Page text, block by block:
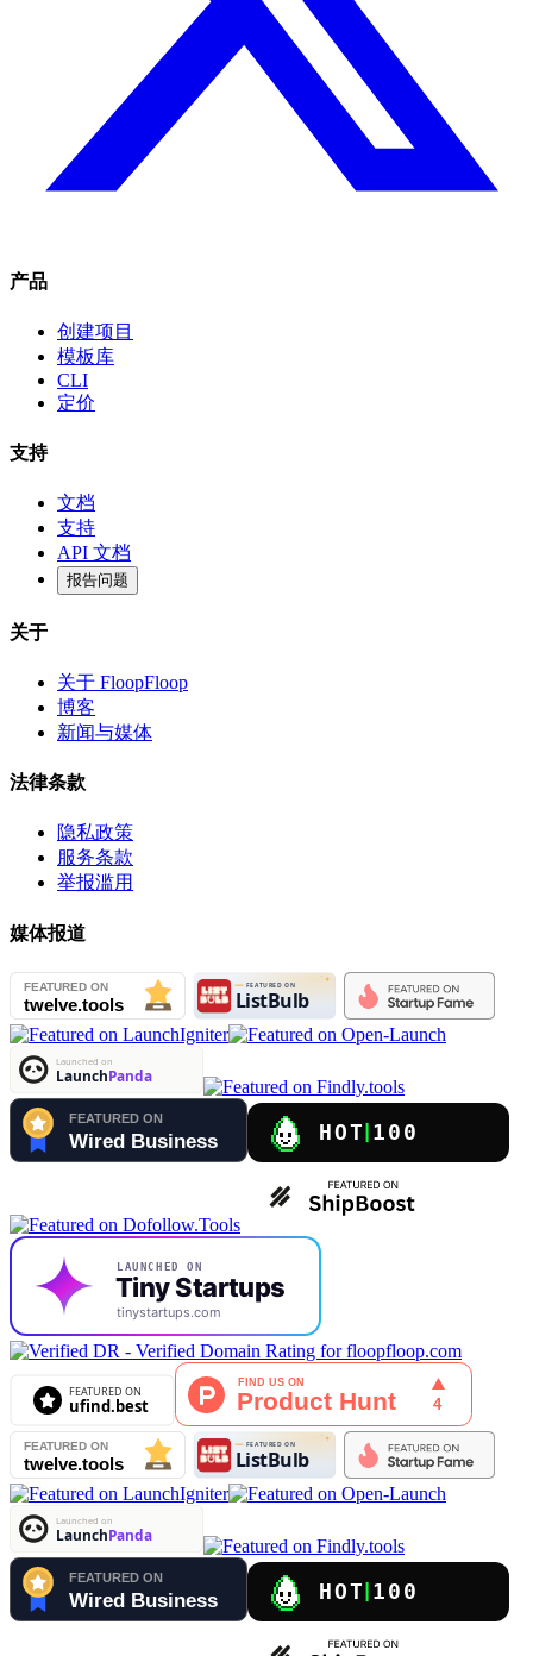
产品
创建项目
模板库
CLI
定价
支持
文档
支持
API 文档
报告问题
关于
关于 FloopFloop
博客
新闻与媒体
法律条款
隐私政策
服务条款
举报滥用
媒体报道